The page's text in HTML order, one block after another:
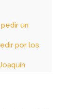
un
por los